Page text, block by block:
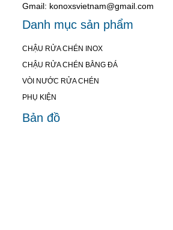
Gmail: konoxsvietnam@gmail.com
Danh mục sản phẩm
CHẬU RỬA CHÉN INOX
CHẬU RỬA CHÉN BẰNG ĐÁ
VÒI NƯỚC RỬA CHÉN
PHỤ KIỆN
Bản đồ